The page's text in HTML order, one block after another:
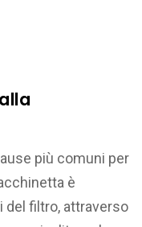
più comuni per
è
del filtro, attraverso